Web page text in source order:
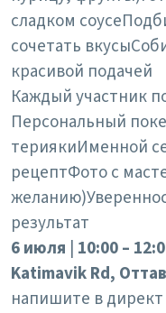
сладком соусе
сочетать вкусы
красивой подачей
Каждый участник
Персональный
териякиИменной
рецептФото с
желанию)
результат
6 июля 10:00 –
Katimavik Rd,
напишите в